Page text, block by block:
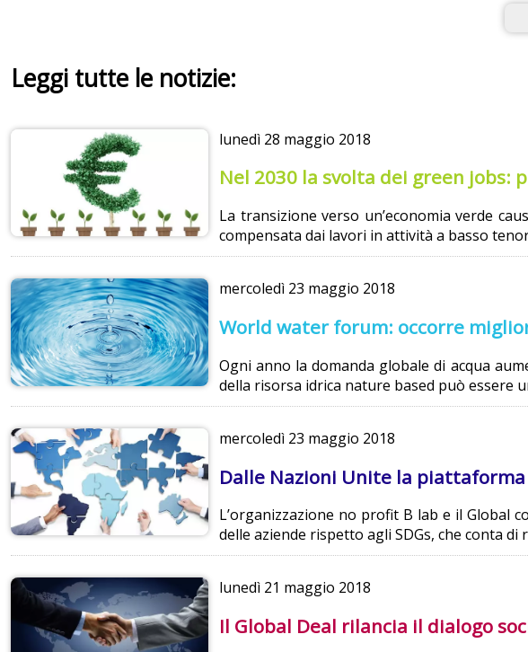
Leggi tutte le notizie:
lunedì 28 maggio 2018
Nel 2030 la svolta dei green
La transizione verso un’economia verde
compensata dai lavori in attività a basso
mercoledì 23 maggio 2018
World water forum: occorre
Ogni anno la domanda globale di acqua
della risorsa idrica nature based può essere
mercoledì 23 maggio 2018
Dalle Nazioni Unite la
L’organizzazione no profit B lab e il Global
delle aziende rispetto agli SDGs, che conta
lunedì 21 maggio 2018
Il Global Deal rilancia il dialogo